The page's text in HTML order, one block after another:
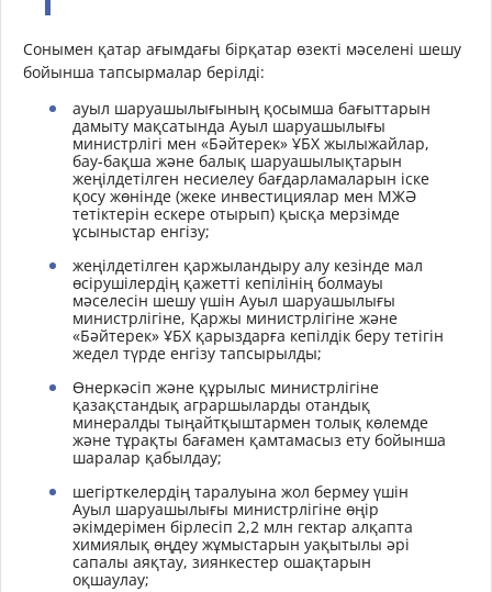
Сонымен қатар ағымдағы бірқатар өзекті мәселені шешу
бойынша тапсырмалар берілді:
ауыл шаруашылығының қосымша бағыттарын
дамыту мақсатында Ауыл шаруашылығы
министрлігі мен «Бәйтерек» ҰБХ жылыжайлар,
бау-бақша және балық шаруашылықтарын
жеңілдетілген несиелеу бағдарламаларын іске
қосу жөнінде (жеке инвестициялар мен МЖӘ
тетіктерін ескере отырып) қысқа мерзімде
ұсыныстар енгізу;
жеңілдетілген қаржыландыру алу кезінде мал
өсірушілердің қажетті кепілінің болмауы
мәселесін шешу үшін Ауыл шаруашылығы
министрлігіне, Қаржы министрлігіне және
«Бәйтерек» ҰБХ қарыздарға кепілдік беру тетігін
жедел түрде енгізу тапсырылды;
Өнеркәсіп және құрылыс министрлігіне
қазақстандық аграршыларды отандық
минералды тыңайтқыштармен толық көлемде
және тұрақты бағамен қамтамасыз ету бойынша
шаралар қабылдау;
шегірткелердің таралуына жол бермеу үшін
Ауыл шаруашылығы министрлігіне өңір
әкімдерімен бірлесіп 2,2 млн гектар алқапта
химиялық өңдеу жұмыстарын уақытылы әрі
сапалы аяқтау, зиянкестер ошақтарын
оқшаулау;